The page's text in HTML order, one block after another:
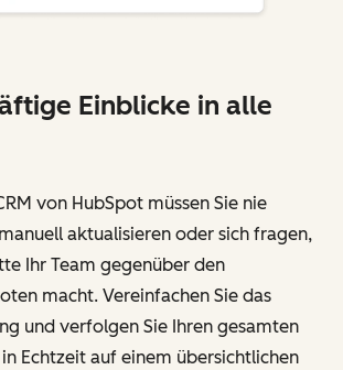
Einblicke in alle
von HubSpot müssen Sie nie
aktualisieren oder sich fragen,
Ihr Team gegenüber den
macht. Vereinfachen Sie das
und verfolgen Sie Ihren gesamten
Echtzeit auf einem übersichtlichen